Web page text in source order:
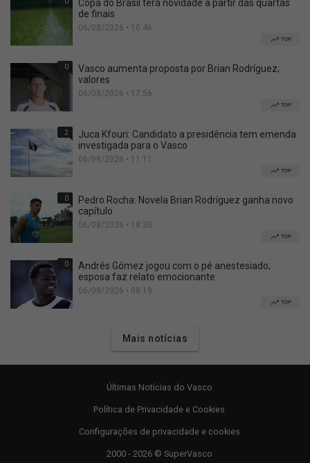
Copa do Brasil terá novidade a partir das quartas
de finais
06/08/2026 • 10:46
TOP
0
Vasco aumenta proposta por Brian Rodríguez;
valores
06/08/2026 • 17:56
TOP
2
Juca Kfouri: Candidato a presidência tem emenda
investigada para o Vasco
06/08/2026 • 11:11
TOP
0
Pedro Rocha: Novela Brian Rodríguez ganha novo
capítulo
06/08/2026 • 18:30
TOP
0
Andrés Gómez jogou com o pé anestesiado;
esposa faz relato emocionante
06/08/2026 • 08:19
TOP
Mais notícias
Últimas Notícias do Vasco
Política de Privacidade e Cookies
Configurações de privacidade e cookies
2000 - 2026 © SuperVasco